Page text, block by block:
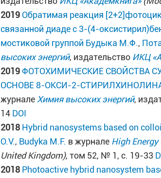
2019 Обратимая реакция
связанной диаде с 3-(4-
мостиковой группой Будыка М.Ф.,
высоких энергий, издательство ИКЦ
2019ФОТОХИМИЧЕСКИЕ СВОЙСТВА
ОСНОВЕ 8-ОКСИ-2-
журнале Химия высоких энергий,
14 DOI
2018 Hybrid nanosystems based on
O.V., Budyka M.F. в журнале High
United Kingdom), том 52, № 1, с. 19-33
2018 Photoactive hybrid nanosystem